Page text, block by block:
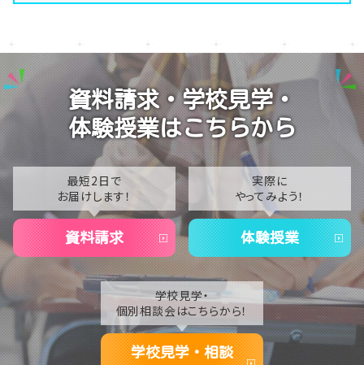
演技の授業風景
Vtuberという表現を学ぶ
2025
2024
2023
2021
2020
資料請求・学校見学・
体験授業はこちらから
最短2日で
お届けします！
資料請求
実際に
やってみよう！
体験授業
学校見学・
個別相談会はこちらから！
学校見学・相談